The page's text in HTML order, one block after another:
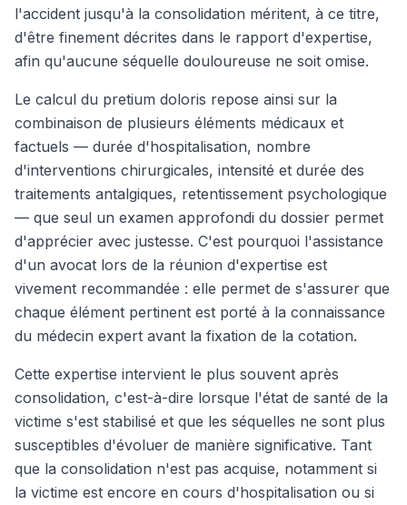
l'accident jusqu'à la consolidation méritent, à ce titre,
d'être finement décrites dans le rapport d'expertise,
afin qu'aucune séquelle douloureuse ne soit omise.
Le calcul du pretium doloris repose ainsi sur la
combinaison de plusieurs éléments médicaux et
factuels — durée d'hospitalisation, nombre
d'interventions chirurgicales, intensité et durée des
traitements antalgiques, retentissement psychologique
— que seul un examen approfondi du dossier permet
d'apprécier avec justesse. C'est pourquoi l'assistance
d'un avocat lors de la réunion d'expertise est
vivement recommandée : elle permet de s'assurer que
chaque élément pertinent est porté à la connaissance
du médecin expert avant la fixation de la cotation.
Cette expertise intervient le plus souvent après
consolidation, c'est-à-dire lorsque l'état de santé de la
victime s'est stabilisé et que les séquelles ne sont plus
susceptibles d'évoluer de manière significative. Tant
que la consolidation n'est pas acquise, notamment si
la victime est encore en cours d'hospitalisation ou si